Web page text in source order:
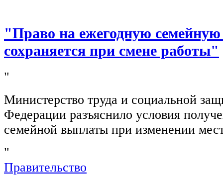
"Право на ежегодную
сохраняется при смене работы"
"
Министерство труда и социальной
Федерации разъяснило условия
семейной выплаты при изменении
"
Правительство